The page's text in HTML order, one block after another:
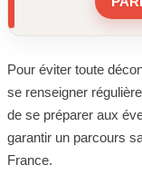
Pour éviter toute
se renseigner
de se préparer aux
garantir un parcours
France.